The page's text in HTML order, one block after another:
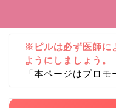
※ピルは必ず医師に
ようにしましょう。
「本ページはプロ